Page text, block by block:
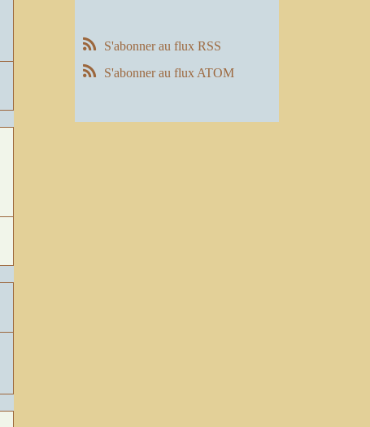
S'abonner au flux RSS
S'abonner au flux ATOM